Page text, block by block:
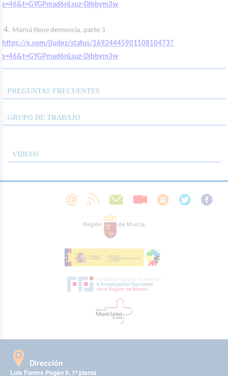
s=46&t=GYGPmad6nLsuz-Djbbym3w
Mamá tiene demencia, parte 3
https://x.com/jjudez/status/1692444590110810473?
s=46&t=GYGPmad6nLsuz-Djbbym3w
PREGUNTAS FRECUENTES
GRUPO DE TRABAJO
VÍDEOS
Dirección
Luis Fontes Pagán 9, 1ª planta